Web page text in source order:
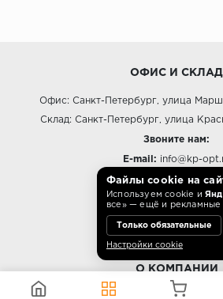
ОФИС И СКЛАД
Офис: Санкт-Петербург, улица
Склад: Санкт-Петербург, улица
Звоните нам:
E-mail: info@kp-
Режим работы
10:00 - 18:00 пн-пт.
О КОМПАНИИ
Контакты
Файлы cookie на
Используем cookie и
все» — ещё и рекламные
Только обязательные
Настройки cookie